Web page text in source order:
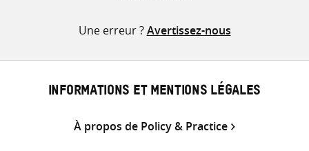
Une erreur ?Avertissez-nous
INFORMATIONS ET MENTIONS LÉGALES
À propos de Policy & Practice